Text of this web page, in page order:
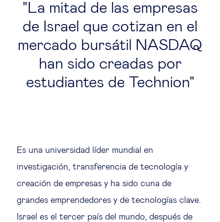
La mitad de las empresas
de Israel que cotizan en el
mercado bursátil NASDAQ
han sido creadas por
estudiantes de Technion
Es una universidad líder mundial en
investigación, transferencia de tecnología y
creación de empresas y ha sido cuna de
grandes emprendedores y de tecnologías clave.
Israel es el tercer país del mundo, después de